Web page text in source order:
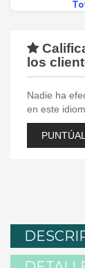
los
Nadie ha
en este